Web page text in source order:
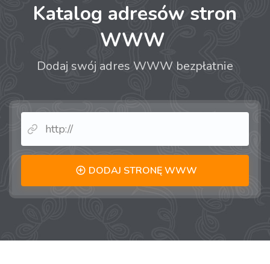
Katalog adresów stron
WWW
Dodaj swój adres WWW bezpłatnie
DODAJ STRONĘ WWW